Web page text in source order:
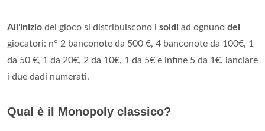
All 'inizio del gioco si distribuiscono i soldi ad ognuno dei
giocatori: n° 2 banconote da 500 €, 4 banconote da 100€, 1
da 50 €, 1 da 20€, 2 da 10€, 1 da 5€ e infine 5 da 1€. lanciare
i due dadi numerati.
Qual è il Monopoly classico?